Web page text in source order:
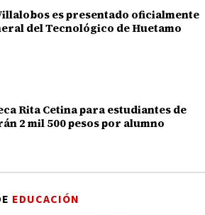
es presentado oficialmente
del Tecnológico de Huetamo
Rita Cetina para estudiantes de
2 mil 500 pesos por alumno
EDUCACIÓN